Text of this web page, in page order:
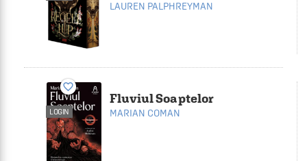
LAUREN PALPHREYMAN
favorite_border
Fluviul Soaptelor
MARIAN COMAN
LOGIN